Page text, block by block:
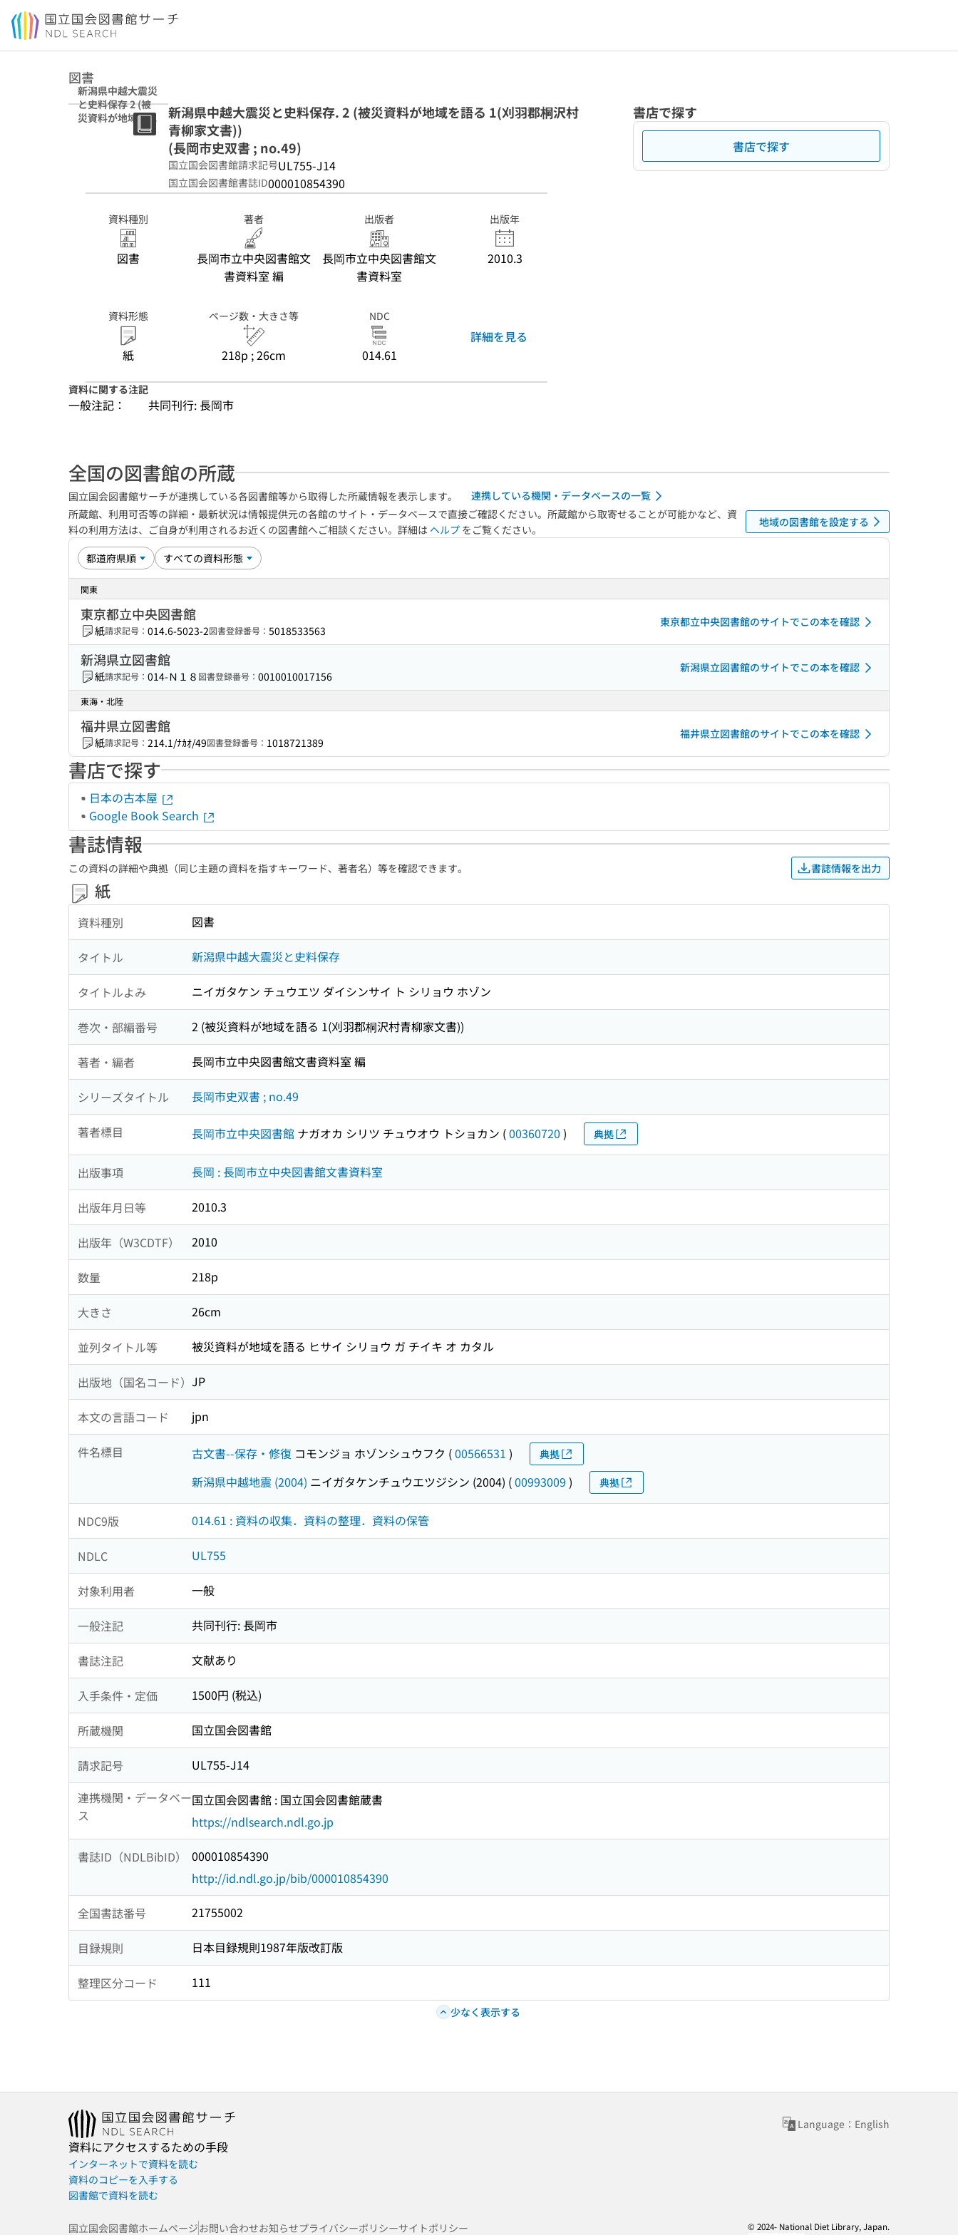
本文へ移動
図書
新潟県中越大震災
と史料保存 2 (被
災資料が地域を語
る 1(刈羽郡桐沢村
新潟県中越大震災と史料保存. 2 (被災資料が地域を語る 1(刈羽郡桐沢村
青柳家文書))
(長岡市史双書 ; no.49)
国立国会図書館請求記号UL755-J14
国立国会図書館書誌ID000010854390
資料種別
図書
著者
長岡市立中央図書館文
書資料室 編
出版者
長岡市立中央図書館文
書資料室
出版年
2010.3
資料形態
紙
ページ数・大きさ等
218p ; 26cm
NDC
014.61
詳細を見る
資料に関する注記
一般注記： 共同刊行: 長岡市
書店で探す
書店で探す
全国の図書館の所蔵
国立国会図書館サーチが連携している各図書館等から取得した所蔵情報を表示します。
連携している機関・データベースの一覧
所蔵館、利用可否等の詳細・最新状況は情報提供元の各館のサイト・データベースで直接ご確認ください。所蔵館から取寄せることが可能かなど、資
料の利用方法は、ご自身が利用されるお近くの図書館へご相談ください。詳細は ヘルプ をご覧ください。
地域の図書館を設定する
関東
東京都立中央図書館
紙請求記号： 014.6-5023-2図書登録番号： 5018533563
東京都立中央図書館のサイトでこの本を確認
新潟県立図書館
紙請求記号： 014-Ｎ１８ 図書登録番号： 0010010017156
新潟県立図書館のサイトでこの本を確認
東海・北陸
福井県立図書館
紙請求記号： 214.1/ﾅｶｵ/49図書登録番号： 1018721389
福井県立図書館のサイトでこの本を確認
書店で探す
日本の古本屋
Google Book Search
書誌情報
この資料の詳細や典拠（同じ主題の資料を指すキーワード、著者名）等を確認できます。 書誌情報を出力
紙
資料種別 図書
タイトル 新潟県中越大震災と史料保存
タイトルよみ ニイガタケン チュウエツ ダイシンサイ ト シリョウ ホゾン
巻次・部編番号 2 (被災資料が地域を語る 1(刈羽郡桐沢村青柳家文書))
著者・編者 長岡市立中央図書館文書資料室 編
シリーズタイトル 長岡市史双書 ; no.49
著者標目 長岡市立中央図書館 ナガオカ シリツ チュウオウ トショカン (00360720 ) 典拠
出版事項 長岡 : 長岡市立中央図書館文書資料室
出版年月日等 2010.3
出版年（W3CDTF） 2010
数量 218p
大きさ 26cm
並列タイトル等 被災資料が地域を語る ヒサイ シリョウ ガ チイキ オ カタル
出版地（国名コード） JP
本文の言語コード jpn
件名標目 古文書--保存・修復 コモンジョ ホゾンシュウフク (00566531 ) 典拠
新潟県中越地震 (2004) ニイガタケンチュウエツジシン (2004) (00993009 ) 典拠
NDC9版 014.61 : 資料の収集．資料の整理．資料の保管
NDLC UL755
対象利用者 一般
一般注記 共同刊行: 長岡市
書誌注記 文献あり
入手条件・定価 1500円 (税込)
所蔵機関 国立国会図書館
請求記号
UL755-J14
連携機関・データベー
ス
国立国会図書館 : 国立国会図書館蔵書
https://ndlsearch.ndl.go.jp
書誌ID（NDLBibID）
000010854390
http://id.ndl.go.jp/bib/000010854390
全国書誌番号 21755002
目録規則 日本目録規則1987年版改訂版
整理区分コード 111
少なく表示する
Language：English
資料にアクセスするための手段
インターネットで資料を読む
資料のコピーを入手する
図書館で資料を読む
国立国会図書館ホームページお問い合わせお知らせプライバシーポリシーサイトポリシー © 2024- National Diet Library, Japan.